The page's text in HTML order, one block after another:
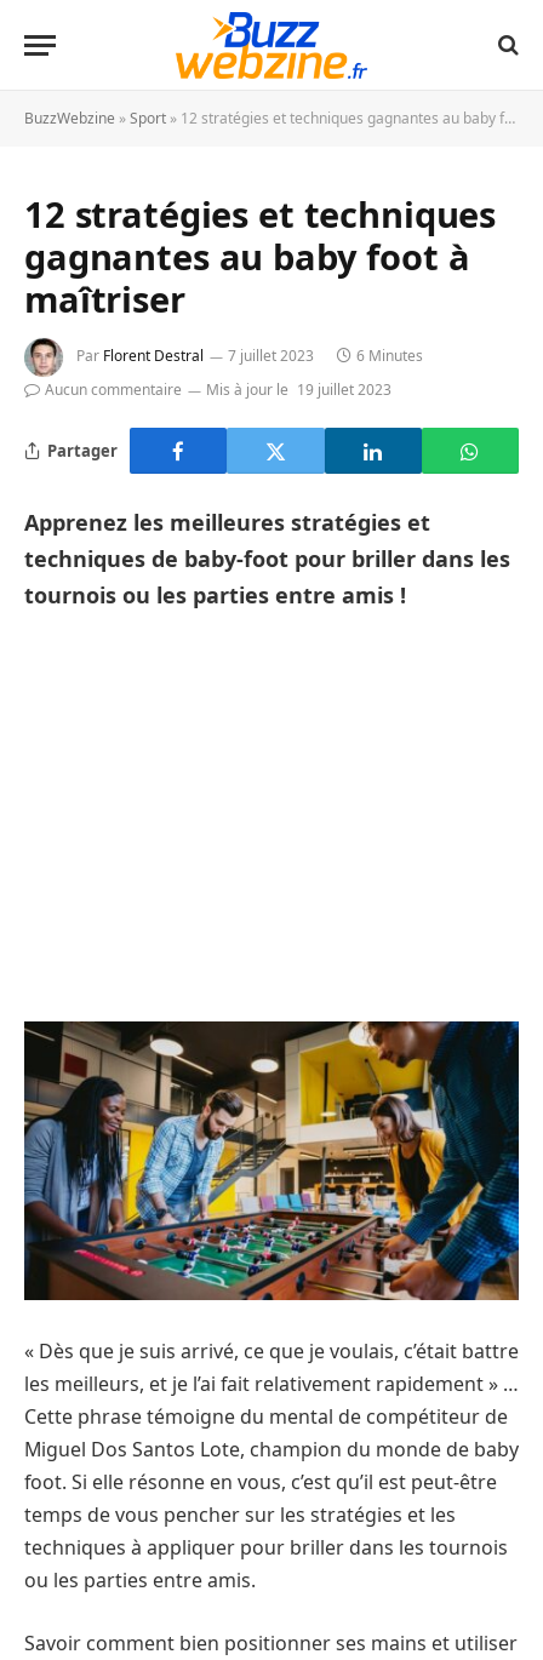
BuzzWebzine »Sport » 12 stratégies et techniques gagnantes au baby foot à maîtriser
12 stratégies et techniques
gagnantes au baby foot à
maîtriser
Par Florent Destral 7 juillet 2023
6 Minutes
Aucun commentaire
Mis à jour le 19 juillet 2023
Partager
Apprenez les meilleures stratégies et
techniques de baby-foot pour briller dans les
tournois ou les parties entre amis !
« Dès que je suis arrivé, ce que je voulais, c’était battre
les meilleurs, et je l’ai fait relativement rapidement » …
Cette phrase témoigne du mental de compétiteur de
Miguel Dos Santos Lote, champion du monde de baby
foot. Si elle résonne en vous, c’est qu’il est peut-être
temps de vous pencher sur les stratégies et les
techniques à appliquer pour briller dans les tournois
ou les parties entre amis.
Savoir comment bien positionner ses mains et utiliser